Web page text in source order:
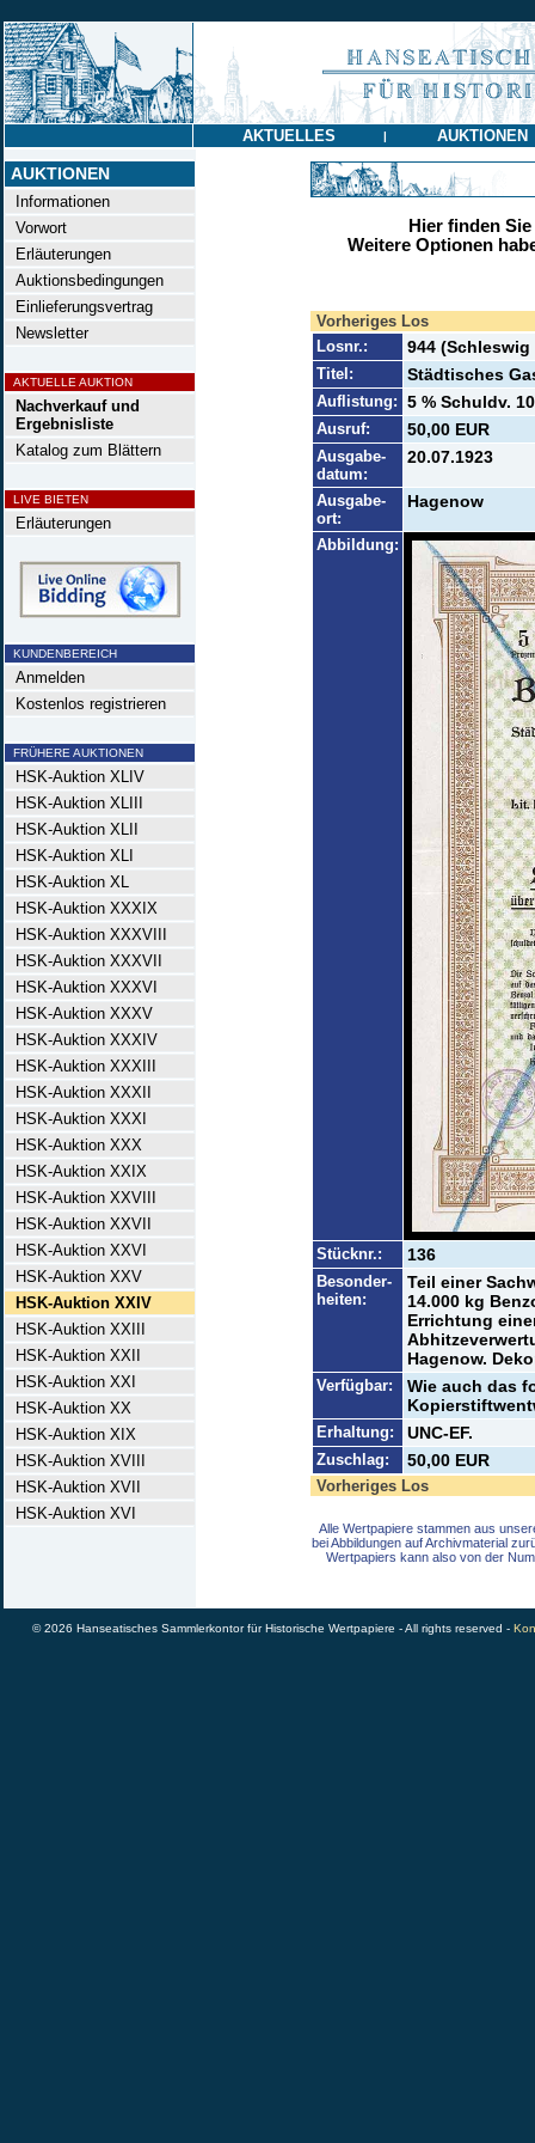
AKTUELLES | AUKTIONEN
AUKTIONEN
Informationen
Vorwort
Erläuterungen
Auktionsbedingungen
Einlieferungsvertrag
Newsletter
AKTUELLE AUKTION
Nachverkauf und
Ergebnisliste
Katalog zum Blättern
LIVE BIETEN
Erläuterungen
KUNDENBEREICH
Anmelden
Kostenlos registrieren
FRÜHERE AUKTIONEN
HSK-Auktion XLIV
HSK-Auktion XLIII
HSK-Auktion XLII
HSK-Auktion XLI
HSK-Auktion XL
HSK-Auktion XXXIX
HSK-Auktion XXXVIII
HSK-Auktion XXXVII
HSK-Auktion XXXVI
HSK-Auktion XXXV
HSK-Auktion XXXIV
HSK-Auktion XXXIII
HSK-Auktion XXXII
HSK-Auktion XXXI
HSK-Auktion XXX
HSK-Auktion XXIX
HSK-Auktion XXVIII
HSK-Auktion XXVII
HSK-Auktion XXVI
HSK-Auktion XXV
HSK-Auktion XXIV
HSK-Auktion XXIII
HSK-Auktion XXII
HSK-Auktion XXI
HSK-Auktion XX
HSK-Auktion XIX
HSK-Auktion XVIII
HSK-Auktion XVII
HSK-Auktion XVI
Hier finden
Weitere Optionen
Vorheriges Los
Losnr.:
944
Titel: Städtisches
Auflistung: 5 % Schuldv.
Ausruf: 50,00 EUR
Ausgabe-
datum:
20.07.1923
Ausgabe-
ort:
Hagenow
Abbildung:
Stücknr.: 136
Besonder-
heiten:
Teil einer
14.000 kg
Errichtung
Hagenow.
Verfügbar:
Wie auch das
Erhaltung: UNC-EF.
Zuschlag: 50,00 EUR
Vorheriges Los
Alle Wertpapiere stammen aus
bei Abbildungen auf Archivmaterial
Wertpapiers kann also von der
© 2026 Hanseatisches Sammlerkontor für Historische Wertpapiere - All rights reserved -